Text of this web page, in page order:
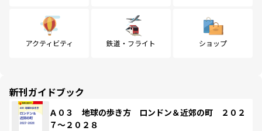
アクティビティ 鉄道・フライト ショップ
新刊ガイドブック
Ａ０３ 地球の歩き方 ロンドン＆近郊の町 ２０２
７～２０２８